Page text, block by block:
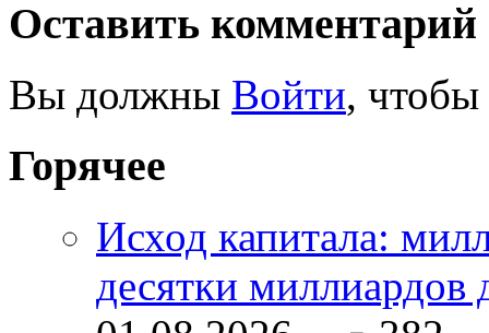
Оставить комментарий
Вы должны Войти, чтобы
Горячее
Исход капитала:
десятки миллиардов